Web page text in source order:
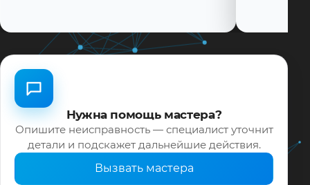
Нужна помощь мастера?
Опишите неисправность — специалист уточнит
детали и подскажет дальнейшие действия.
Вызвать мастера